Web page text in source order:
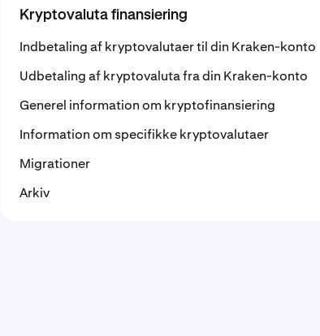
Kryptovaluta finansiering
Indbetaling af kryptovalutaer til din Kraken-konto
Udbetaling af kryptovaluta fra din Kraken-konto
Generel information om kryptofinansiering
Information om specifikke kryptovalutaer
Migrationer
Arkiv